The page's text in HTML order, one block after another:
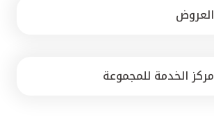
العروض
مركز الخدمة للمجموعة